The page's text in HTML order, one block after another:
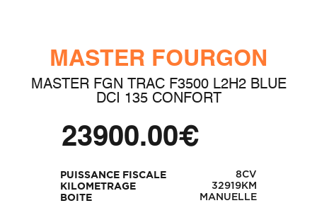
MASTER FOURGON
MASTER FGN TRAC F3500 L2H2 BLUE
DCI 135 CONFORT
23900.00€
PUISSANCE FISCALE 8CV
KILOMETRAGE 32919KM
BOITE MANUELLE